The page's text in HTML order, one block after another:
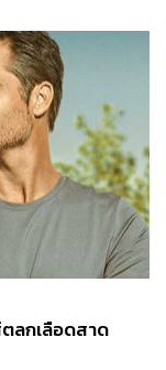
ลกเลือดสาด